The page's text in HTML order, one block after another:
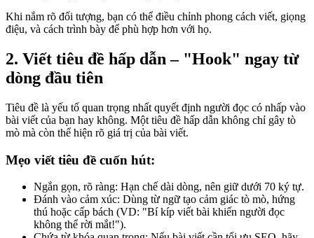
Khi nắm rõ đối tượng, bạn có thể điều chỉnh phong cách viết, giọng
điệu, và cách trình bày để phù hợp hơn với họ.
2. Viết tiêu đề hấp dẫn – "Hook" ngay từ
dòng đầu tiên
Tiêu đề là yếu tố quan trọng nhất quyết định người đọc có nhấp vào
bài viết của bạn hay không. Một tiêu đề hấp dẫn không chỉ gây tò
mò mà còn thể hiện rõ giá trị của bài viết.
Mẹo viết tiêu đề cuốn hút:
Ngắn gọn, rõ ràng: Hạn chế dài dòng, nên giữ dưới 70 ký tự.
Đánh vào cảm xúc: Dùng từ ngữ tạo cảm giác tò mò, hứng
thú hoặc cấp bách (VD: "Bí kíp viết bài khiến người đọc
không thể rời mắt!").